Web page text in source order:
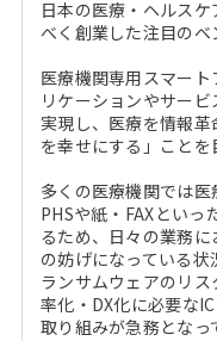
日本の医療・ヘルス
べく創業した注目のベ
医療機関専用スマー
リケーションやサー
実現し、医療を情報
を幸せにする」ことを
多くの医療機関では
PHSや紙・FAXといっ
るため、日々の業務
の妨げになっている
ランサムウェアのリ
率化・DX化に必要な
取り組みが急務となっ